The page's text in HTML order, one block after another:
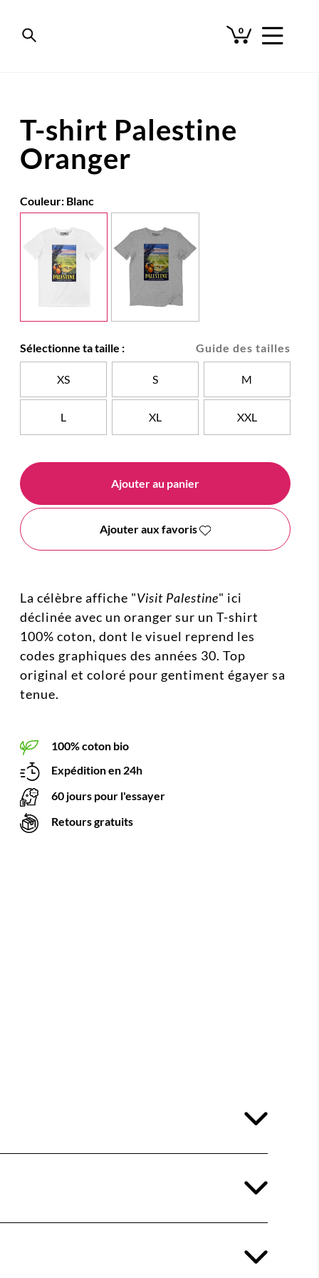
0
T-shirt Palestine
Oranger
Couleur: Blanc
Guide des tailles
Sélectionne ta taille :
XS S M
L XL XXL
Ajouter au panier
Ajouter aux favoris
La célèbre affiche "Visit Palestine" ici
déclinée avec un oranger sur un T-shirt
100% coton, dont le visuel reprend les
codes graphiques des années 30. Top
original et coloré pour gentiment égayer sa
tenue.
100% coton bio
Expédition en 24h
60 jours pour l'essayer
Retours gratuits